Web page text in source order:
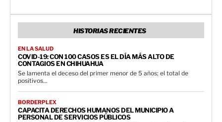
HISTORIAS RECIENTES
EN LA SALUD
COVID-19: CON 100 CASOS ES EL DÍA MÁS ALTO DE
CONTAGIOS EN CHIHUAHUA
Se lamenta el deceso del primer menor de 5 años; el total de
positivos...
BORDERPLEX
CAPACITA DERECHOS HUMANOS DEL MUNICIPIO A
PERSONAL DE SERVICIOS PÚBLICOS